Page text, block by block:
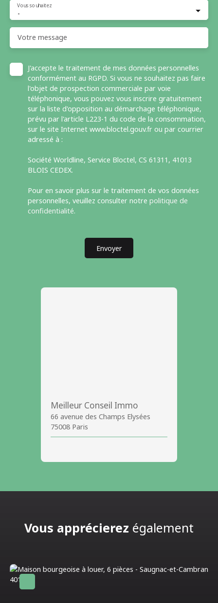
-
Vous souhaitez
Votre message
J'accepte le traitement de mes données personnelles
conformément au RGPD. Si vous ne souhaitez pas faire
l'objet de prospection commerciale par voie
téléphonique, vous pouvez vous inscrire gratuitement
sur la liste d'opposition au démarchage téléphonique,
prévu par l'article L223-1 du code de la consommation,
sur le site Internet www.bloctel.gouv.fr ou par courrier
adressé à :
Société Worldline, Service Bloctel, CS 61311, 41013
BLOIS CEDEX.
Pour en savoir plus sur le traitement de vos données
personnelles, veuillez consulter notre politique de
confidentialité.
Envoyer
Meilleur Conseil Immo
66 avenue des Champs Elysées
75008 Paris
Vous apprécierez également